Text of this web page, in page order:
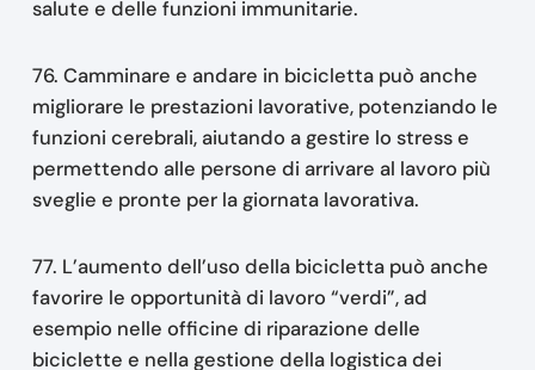
salute e delle funzioni immunitarie.
76. Camminare e andare in bicicletta può anche
migliorare le prestazioni lavorative, potenziando le
funzioni cerebrali, aiutando a gestire lo stress e
permettendo alle persone di arrivare al lavoro più
sveglie e pronte per la giornata lavorativa.
77. L’aumento dell’uso della bicicletta può anche
favorire le opportunità di lavoro “verdi”, ad
esempio nelle officine di riparazione delle
biciclette e nella gestione della logistica dei